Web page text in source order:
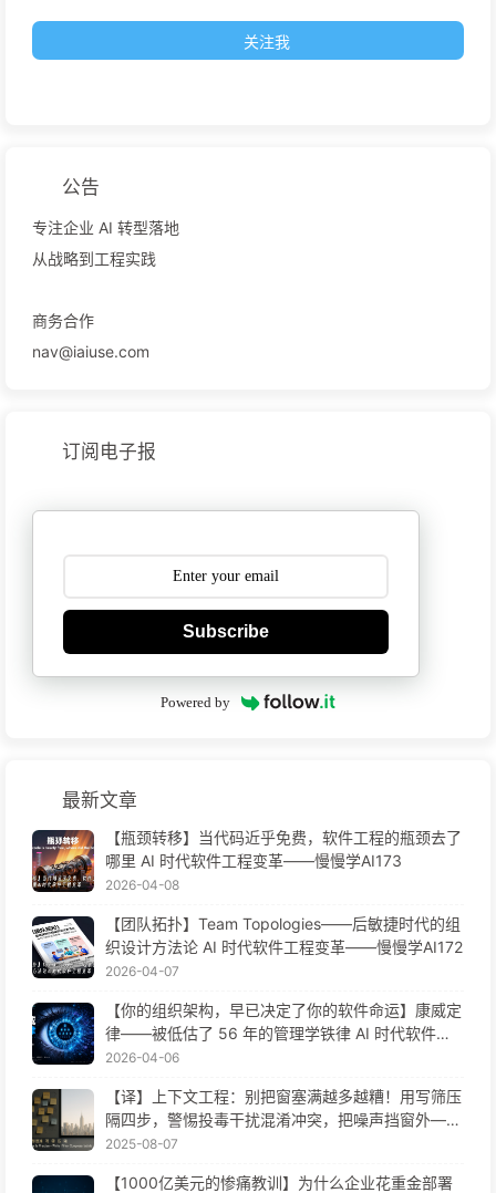
关注我
公告
专注企业 AI 转型落地
从战略到工程实践
商务合作
nav@iaiuse.com
订阅电子报
Subscribe
Powered by
最新文章
【瓶颈转移】当代码近乎免费，软件工程的瓶颈去了
哪里 AI 时代软件工程变革——慢慢学AI173
2026-04-08
【团队拓扑】Team Topologies——后敏捷时代的组
织设计方法论 AI 时代软件工程变革——慢慢学AI172
2026-04-07
【你的组织架构，早已决定了你的软件命运】康威定
律——被低估了 56 年的管理学铁律 AI 时代软件工
程变革——慢慢学AI171
2026-04-06
【译】上下文工程：别把窗塞满越多越糟！用写筛压
隔四步，警惕投毒干扰混淆冲突，把噪声挡窗外——
慢慢学AI170
2025-08-07
【1000亿美元的惨痛教训】为什么企业花重金部署